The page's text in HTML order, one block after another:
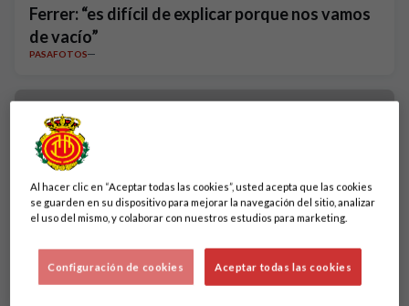
Ferrer: “es difícil de explicar porque nos vamos
de vacío”
PASAFOTOS
Al hacer clic en “Aceptar todas las cookies”, usted acepta que las cookies
se guarden en su dispositivo para mejorar la navegación del sitio, analizar
el uso del mismo, y colaborar con nuestros estudios para marketing.
Aceptar todas las cookies
Configuración de cookies